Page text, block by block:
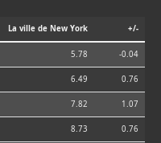
La ville de New York +/-
5.78 -0.04
6.49 0.76
7.82 1.07
8.73 0.76